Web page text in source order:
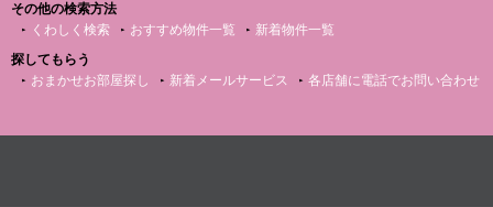
その他の検索方法
くわしく検索
おすすめ物件一覧
新着物件一覧
探してもらう
おまかせお部屋探し
新着メールサービス 各店舗に電話でお問い合わせ